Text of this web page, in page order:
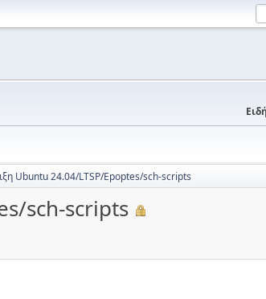
Ubuntu 24.04/LTSP/Epoptes/sch-scripts
sch-scripts